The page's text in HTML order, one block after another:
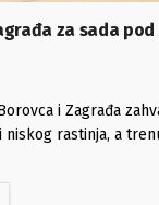
za sada
i Zagrađa
niskog rastinja, a